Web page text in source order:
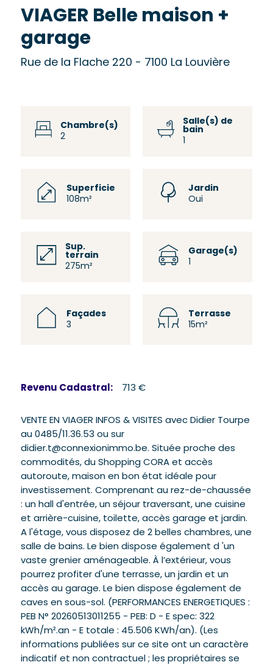
VIAGER Belle maison +
garage
Rue de la Flache 220 - 7100 La Louvière
Chambre(s)
2
Salle(s) de
bain
Superficie
108m²
Jardin
Oui
Sup.
terrain
275m²
Garage(s)
Façades
3
Terrasse
15m²
Revenu Cadastral: 713 €
VENTE EN VIAGER INFOS & VISITES avec Didier Tourpe
au 0485/11.36.53 ou sur
didier.t@connexionimmo.be. Située proche des
commodités, du Shopping CORA et accès
autoroute, maison en bon état idéale pour
investissement. Comprenant au rez-de-chaussée
: un hall d'entrée, un séjour traversant, une cuisine
et arrière-cuisine, toilette, accès garage et jardin.
A l'étage, vous disposez de 2 belles chambres, une
salle de bains. Le bien dispose également d 'un
vaste grenier aménageable. À l’extérieur, vous
pourrez profiter d'une terrasse, un jardin et un
accès au garage. Le bien dispose également de
caves en sous-sol. (PERFORMANCES ENERGETIQUES :
PEB N° 20260513011255 - PEB: D - E spec: 322
kWh/m².an - E totale : 45.506 KWh/an). (Les
informations publiées sur ce site ont un caractère
indicatif et non contractuel ; les propriétaires se